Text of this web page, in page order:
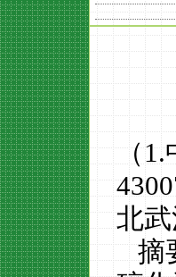
（1.
北
摘